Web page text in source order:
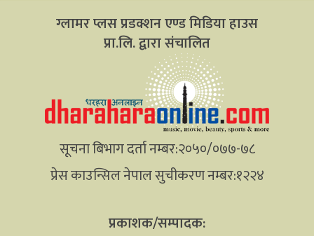
ग्लामर प्लस प्रडक्शन एण्ड मिडिया हाउस
प्रा.लि. द्वारा संचालित
सूचना बिभाग दर्ता नम्बर:२०५०/०७७-७८
प्रेस काउन्सिल नेपाल सुचीकरण नम्बर:१२२४
प्रकाशक/सम्पादक: